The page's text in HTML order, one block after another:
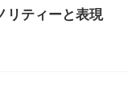
リティーと表現